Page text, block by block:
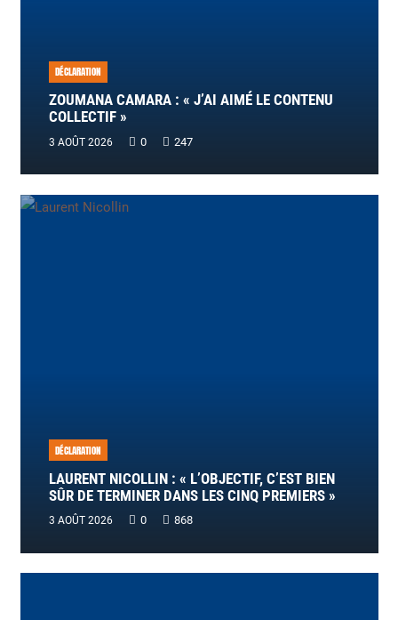
DÉCLARATION
ZOUMANA CAMARA : « J’AI AIMÉ LE CONTENU
COLLECTIF »
3 AOÛT 2026 0 247
DÉCLARATION
LAURENT NICOLLIN : « L’OBJECTIF, C’EST BIEN
SÛR DE TERMINER DANS LES CINQ PREMIERS »
3 AOÛT 2026 0 868